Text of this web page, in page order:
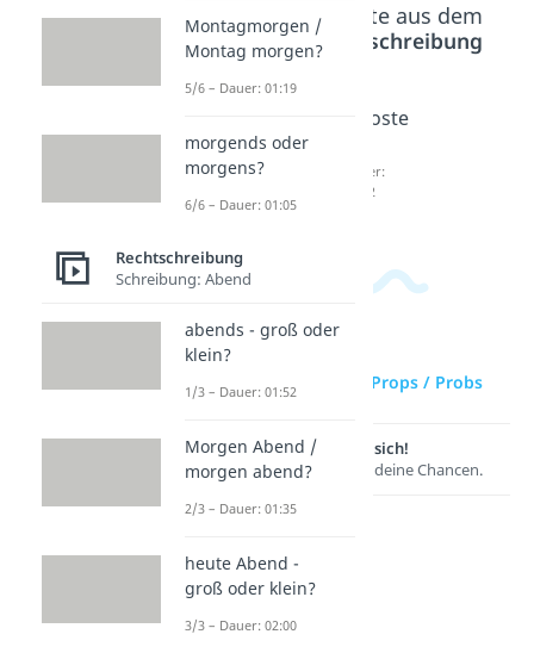
Beliebte Inhalte aus dem
BereichRechtschreibung
hanger
Dauer:
n
Ghoste
Dauer:
03:12
zur Videoseite: Props / Probs
Lernen lohnt sich!
Entdecke hier deine Chancen.
Montagmorgen /
Montag morgen?
5/6 – Dauer: 01:19
morgends oder
morgens?
6/6 – Dauer: 01:05
Rechtschreibung
Schreibung: Abend
abends - groß oder
klein?
1/3 – Dauer: 01:52
Morgen Abend /
morgen abend?
2/3 – Dauer: 01:35
heute Abend -
groß oder klein?
3/3 – Dauer: 02:00